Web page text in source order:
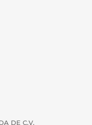
DE C.V.